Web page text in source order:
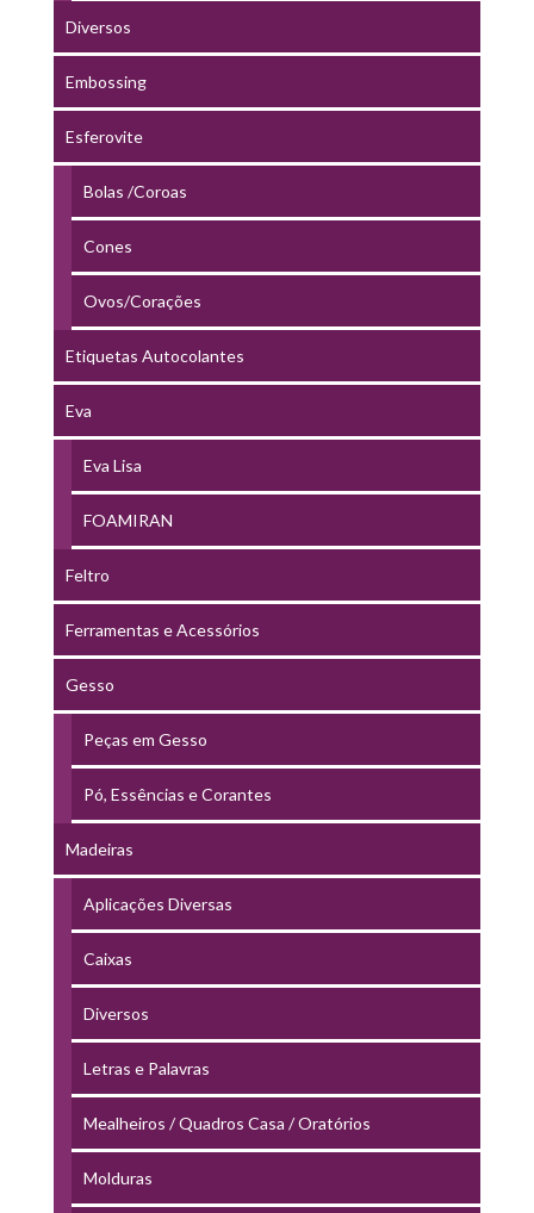
Diversos
Embossing
Esferovite
Bolas /Coroas
Cones
Ovos/Corações
Etiquetas Autocolantes
Eva
Eva Lisa
FOAMIRAN
Feltro
Ferramentas e Acessórios
Gesso
Peças em Gesso
Pó, Essências e Corantes
Madeiras
Aplicações Diversas
Caixas
Diversos
Letras e Palavras
Mealheiros / Quadros Casa / Oratórios
Molduras